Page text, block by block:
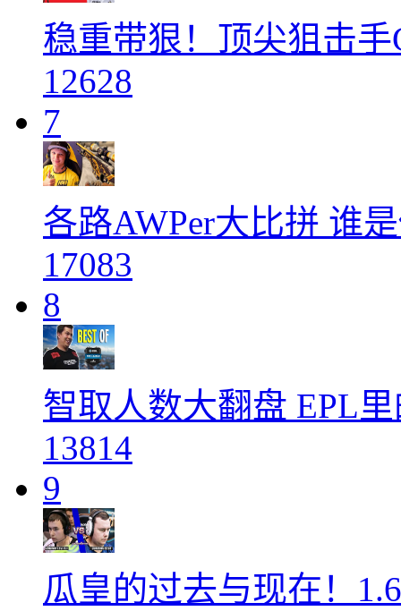
稳重带狠！顶尖狙击手
12628
7
各路AWPer大比拼 谁
17083
8
智取人数大翻盘 EPL
13814
9
瓜皇的过去与现在！